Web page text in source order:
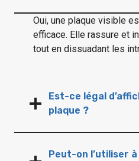
Oui, une plaque visible
efficace. Elle rassure et
tout en dissuadant les
Est-ce légal
plaque ?
Peut-on l’utiliser